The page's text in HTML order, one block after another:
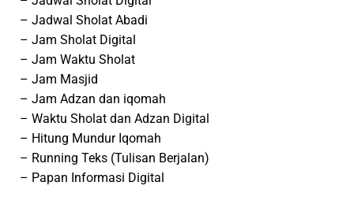
– Jadwal Sholat Abadi
– Jam Sholat Digital
– Jam Waktu Sholat
– Jam Masjid
– Jam Adzan dan iqomah
– Waktu Sholat dan Adzan Digital
– Hitung Mundur Iqomah
– Running Teks (Tulisan Berjalan)
– Papan Informasi Digital